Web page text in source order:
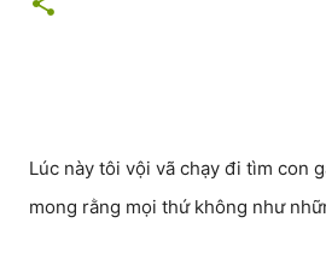
Lúc này tôi vội vã chạy đi tìm con
mong rằng mọi thứ không như